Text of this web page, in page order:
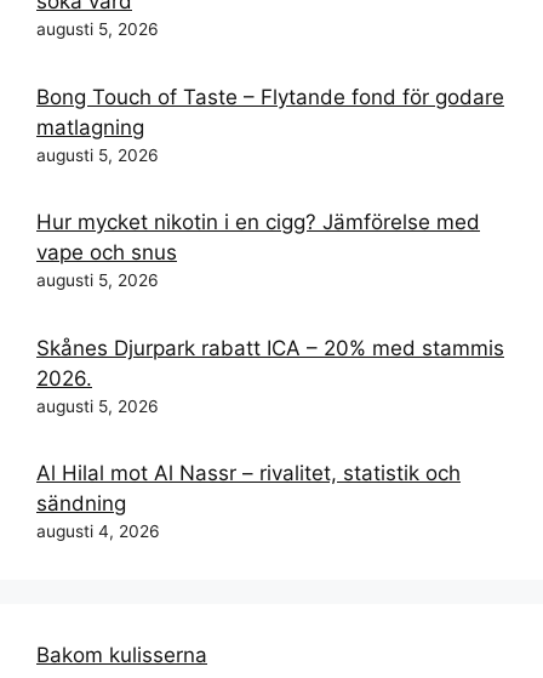
augusti 5, 2026
Bong Touch of Taste – Flytande fond för godare
matlagning
augusti 5, 2026
Hur mycket nikotin i en cigg? Jämförelse med
vape och snus
augusti 5, 2026
Skånes Djurpark rabatt ICA – 20% med stammis
2026.
augusti 5, 2026
Al Hilal mot Al Nassr – rivalitet, statistik och
sändning
augusti 4, 2026
Bakom kulisserna